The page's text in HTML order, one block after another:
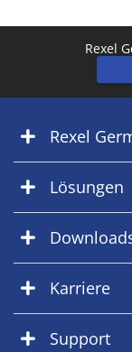
Rexel
Rexel
Lösungen
Karriere
Support